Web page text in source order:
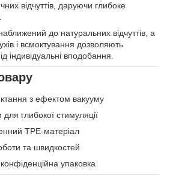
відчуттів, даруючи глибоке
до натуральних відчуттів, а
і всмоктування дозволяють
індивідуальні вподобання.
з ефектом вакууму
для глибокої стимуляції
TPE-матеріал
та швидкостей
упаковка